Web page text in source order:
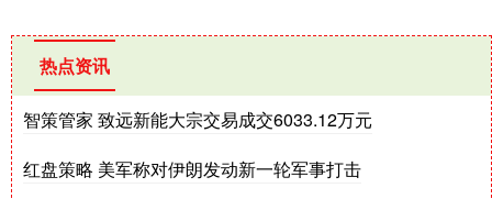
热点资讯
智策管家 致远新能大宗交易成交6033.12万元
红盘策略 美军称对伊朗发动新一轮军事打击